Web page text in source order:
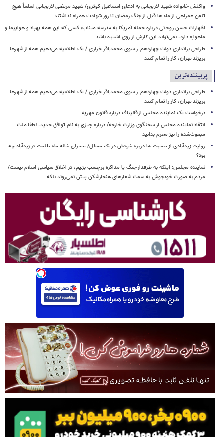
واکنش خانواده شهید لاریجانی به ادعای اسماعیل کوثری/ شهید مرتضی لاریجانی اساساً هیچ
تلفن همراهی از ماه ها قبل از جنگ رمضان تا روز شهادت همراه نداشتند
اظهارات حسن روحانی درباره حمله آمریکا به مدرسه میناب/ کسی که این همه پهپاد و هواپیما و
ماهواره دارد، نمی‌تواند این کارش از روی اشتباه باشد
طراحی براندازی دولت چهاردهم از سوی محمدباقر خرازی / یک اطلاعیه می‌دهیم همه از شهرها
بریزند تهران، کار را تمام کنند
پربیننده‌ترین
طراحی براندازی دولت چهاردهم از سوی محمدباقر خرازی / یک اطلاعیه می‌دهیم همه از شهرها
بریزند تهران، کار را تمام کنند
درخواست یک نماینده مجلس از قالیباف درباره قانون مهریه
انتقاد نماینده مجلس از سخنگوی وزارت خارجه/ درباره چیزی به نام توافق جدید، لطفا ملت
مبعوث‌شده را نیز محرم بدانید
روایت زیدآبادی از صحبت ها درباره خودش در یک محفل/ ماجرای خاله ماه طلعت در زیدآباد چه
بود؟
نماینده مجلس: اینکه به طرفدار جنگ یا مذاکره برچسب بزنیم، در اخلاق سیاسی اسلام نیست/
مردم به صورت خودجوش به سمت شعارهای هنجارشکن پیش نمی‌روند بلکه ...